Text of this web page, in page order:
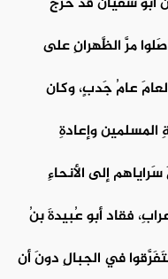
مرَّ الظَّهرانِ على
عامُ جَدبٍ، وكان
المسلمين وإعادةِ
إلى الأنحاءِ
فقاد أبو عُبيدةَ بنُ
في الجبالِ دونَ أن